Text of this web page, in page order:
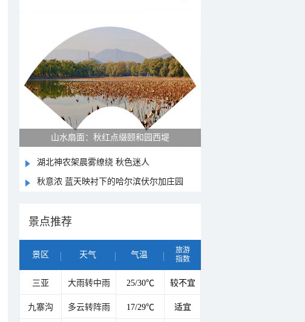
山水扇面：秋红点缀颐和园西堤
湖北神农架晨雾缭绕 秋色迷人
秋意浓 蓝天映衬下的哈尔滨伏尔加庄园
景点推荐
景区 天气 气温
旅游
指数
三亚 大雨转中雨 25/30℃ 较不宜
九寨沟 多云转阵雨 17/29℃ 适宜